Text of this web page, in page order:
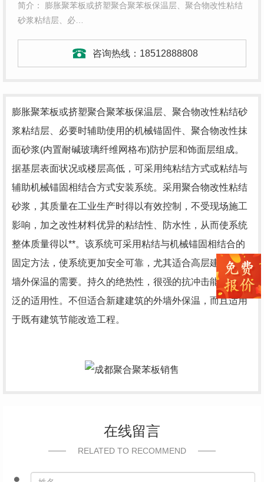
简介： 膨胀聚苯板或挤塑聚合聚苯板保温层、聚合物改性粘结
砂浆粘结层、必…
咨询热线： 18512888808
膨胀聚苯板或挤塑聚合聚苯板保温层、聚合物改性粘结砂
浆粘结层、必要时辅助使用的机械锚固件、聚合物改性抹
面砂浆(内置耐碱玻璃纤维网格布)防护层和饰面层组成。
据基层表面状况或楼层高低，可采用纯粘结方式或粘结与
辅助机械锚固相结合方式安装系统。采用聚合物改性粘结
砂浆，其质量在工业生产时得以有效控制，不受现场施工
影响，加之改性材料优异的粘结性、防水性，从而使系统
整体质量得以**。该系统可采用粘结与机械锚固相结合的
固定方法，使系统更加安全可靠，尤其适合高层建筑的外
墙外保温的需要。持久的绝热性，很强的抗冲击能力，广
泛的适用性。不但适合新建建筑的外墙外保温，而且适用
于既有建筑节能改造工程。
在线留言
RELATED TO RECOMMEND